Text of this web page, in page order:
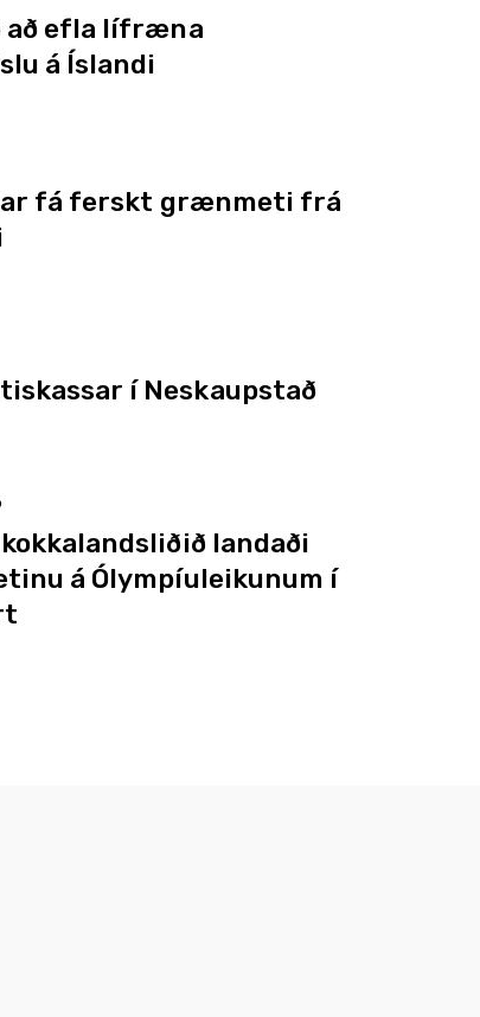
að efla lífræna
á Íslandi
fá ferskt grænmeti frá
í Neskaupstað
landaði
á Ólympíuleikunum í